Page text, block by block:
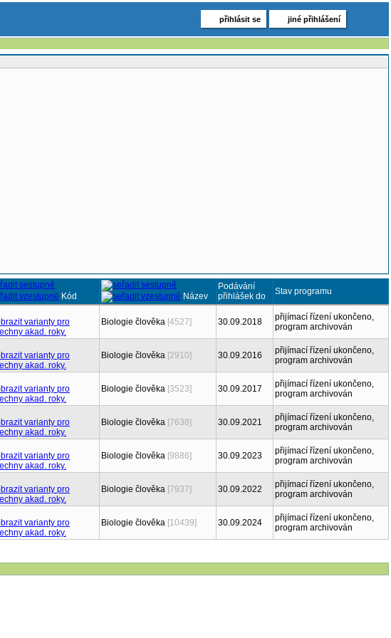
přihlásit se jiné přihlášení
Kód Název
Podávání
přihlášek do
Stav programu
Biologie člověka [4527] 30.09.2018
přijímací řízení ukončeno,
program archivován
Biologie člověka [2910] 30.09.2016
přijímací řízení ukončeno,
program archivován
Biologie člověka [3523] 30.09.2017
přijímací řízení ukončeno,
program archivován
Biologie člověka [7638] 30.09.2021
přijímací řízení ukončeno,
program archivován
Biologie člověka [9886] 30.09.2023
přijímací řízení ukončeno,
program archivován
Biologie člověka [7937] 30.09.2022
přijímací řízení ukončeno,
program archivován
Biologie člověka [10439] 30.09.2024
přijímací řízení ukončeno,
program archivován